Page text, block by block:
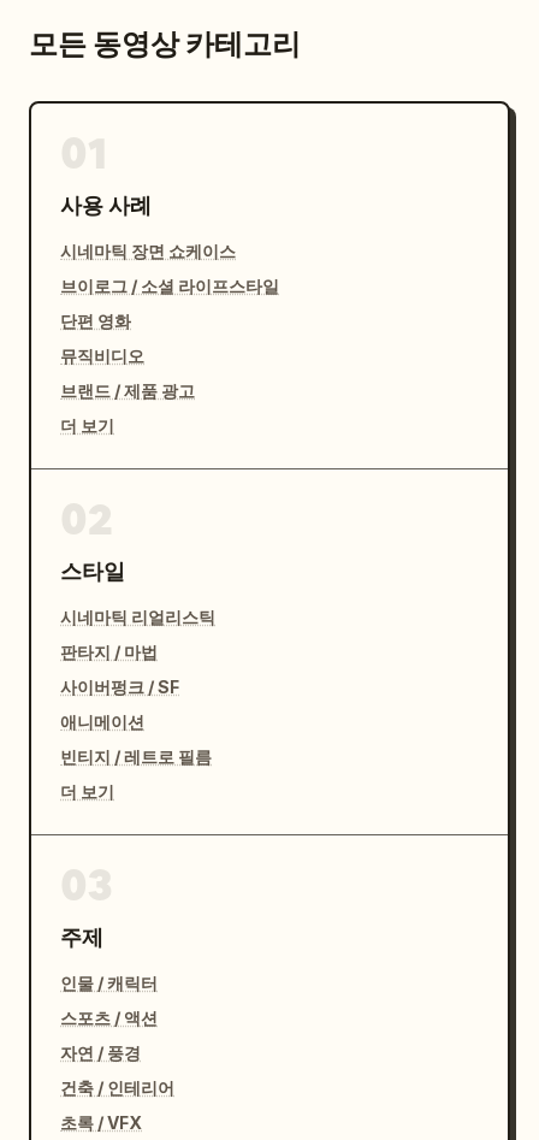
모든 동영상 카테고리
사용 사례
시네마틱 장면 쇼케이스
브이로그 / 소셜 라이프스타일
단편 영화
뮤직비디오
브랜드 / 제품 광고
더 보기
스타일
시네마틱 리얼리스틱
판타지 / 마법
사이버펑크 / SF
애니메이션
빈티지 / 레트로 필름
더 보기
주제
인물 / 캐릭터
스포츠 / 액션
자연 / 풍경
건축 / 인테리어
초록 / VFX